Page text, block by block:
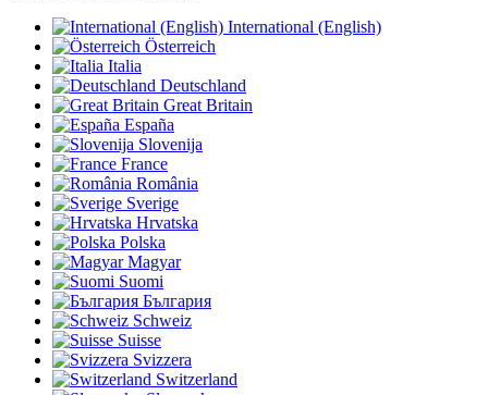
International (English)
Österreich
Italia
Deutschland
Great Britain
España
Slovenija
France
România
Sverige
Hrvatska
Polska
Magyar
Suomi
България
Schweiz
Suisse
Svizzera
Switzerland